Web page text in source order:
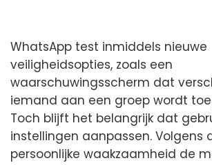
WhatsApp test inmiddels nieuwe
veiligheidsopties, zoals een
waarschuwingsscherm dat
iemand aan een groep wordt
Toch blijft het belangrijk dat
instellingen aanpassen. Volgens
persoonlijke waakzaamheid de